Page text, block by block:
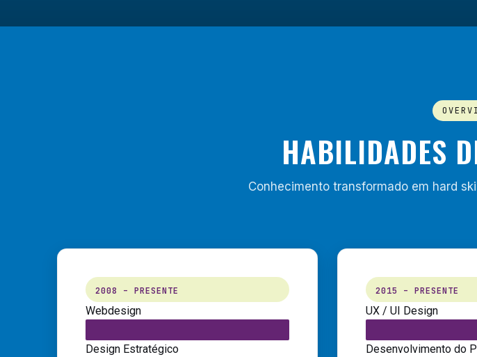
HABILIDADES
Conhecimento transformado em hard
2008 – PRESENTE
Webdesign
Design Estratégico
2015 – PRESENTE
UX / UI Design
Desenvolvimento do